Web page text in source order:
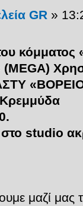
GR »
κόμματος
(ΜΕGA)
studio
μαζί μας